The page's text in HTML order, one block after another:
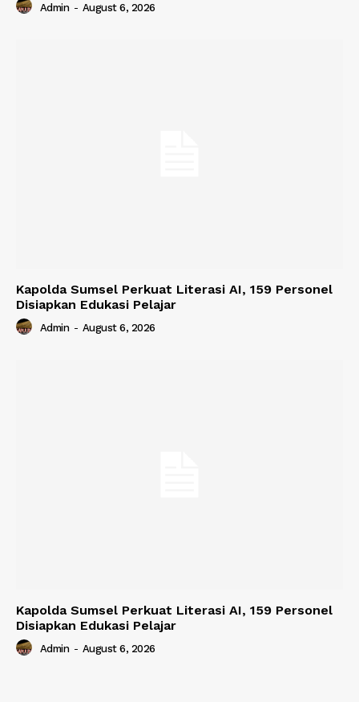
Admin - August 6, 2026
Kapolda Sumsel Perkuat Literasi AI, 159 Personel
Disiapkan Edukasi Pelajar
Admin - August 6, 2026
Kapolda Sumsel Perkuat Literasi AI, 159 Personel
Disiapkan Edukasi Pelajar
Admin - August 6, 2026